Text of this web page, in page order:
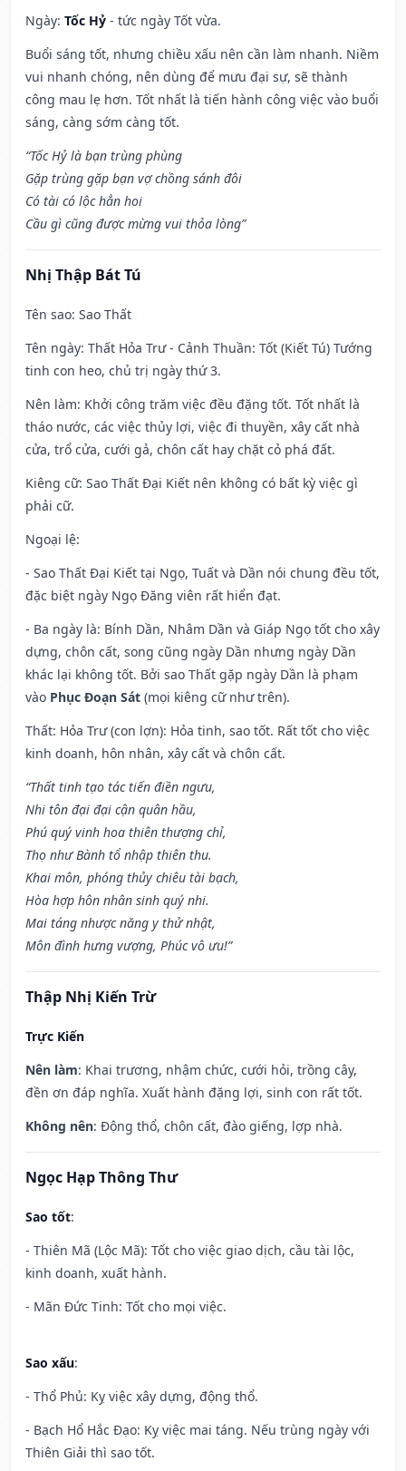
Ngày: Tốc Hỷ - tức ngày Tốt vừa.
Buổi sáng tốt, nhưng chiều xấu nên cần làm nhanh. Niềm
vui nhanh chóng, nên dùng để mưu đại sự, sẽ thành
công mau lẹ hơn. Tốt nhất là tiến hành công việc vào buổi
sáng, càng sớm càng tốt.
“Tốc Hỷ là bạn trùng phùng
Gặp trùng gặp bạn vợ chồng sánh đôi
Có tài có lộc hẳn hoi
Cầu gì cũng được mừng vui thỏa lòng”
Nhị Thập Bát Tú
Tên sao: Sao Thất
Tên ngày: Thất Hỏa Trư - Cảnh Thuần: Tốt (Kiết Tú) Tướng
tinh con heo, chủ trị ngày thứ 3.
Nên làm: Khởi công trăm việc đều đặng tốt. Tốt nhất là
tháo nước, các việc thủy lợi, việc đi thuyền, xây cất nhà
cửa, trổ cửa, cưới gả, chôn cất hay chặt cỏ phá đất.
Kiêng cữ: Sao Thất Đại Kiết nên không có bất kỳ việc gì
phải cữ.
Ngoại lệ:
- Sao Thất Đại Kiết tại Ngọ, Tuất và Dần nói chung đều tốt,
đặc biệt ngày Ngọ Đăng viên rất hiển đạt.
- Ba ngày là: Bính Dần, Nhâm Dần và Giáp Ngọ tốt cho xây
dựng, chôn cất, song cũng ngày Dần nhưng ngày Dần
khác lại không tốt. Bởi sao Thất gặp ngày Dần là phạm
vào Phục Đoạn Sát (mọi kiêng cữ như trên).
Thất: Hỏa Trư (con lợn): Hỏa tinh, sao tốt. Rất tốt cho việc
kinh doanh, hôn nhân, xây cất và chôn cất.
“Thất tinh tạo tác tiến điền ngưu,
Nhi tôn đại đại cận quân hầu,
Phú quý vinh hoa thiên thượng chỉ,
Thọ như Bành tổ nhập thiên thu.
Khai môn, phóng thủy chiêu tài bạch,
Hòa hợp hôn nhân sinh quý nhi.
Mai táng nhược năng y thử nhật,
Môn đình hưng vượng, Phúc vô ưu!”
Thập Nhị Kiến Trừ
Trực Kiến
Nên làm: Khai trương, nhậm chức, cưới hỏi, trồng cây,
đền ơn đáp nghĩa. Xuất hành đặng lợi, sinh con rất tốt.
Không nên: Động thổ, chôn cất, đào giếng, lợp nhà.
Ngọc Hạp Thông Thư
Sao tốt:
- Thiên Mã (Lộc Mã): Tốt cho việc giao dịch, cầu tài lộc,
kinh doanh, xuất hành.
- Mãn Đức Tinh: Tốt cho mọi việc.
Sao xấu:
- Thổ Phủ: Kỵ việc xây dựng, động thổ.
- Bạch Hổ Hắc Đạo: Kỵ việc mai táng. Nếu trùng ngày với
Thiên Giải thì sao tốt.